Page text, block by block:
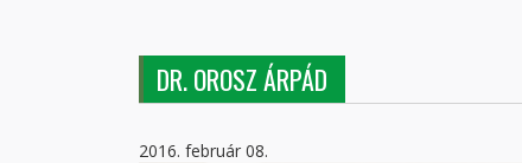
DR. OROSZ ÁRPÁD
2016. február 08.